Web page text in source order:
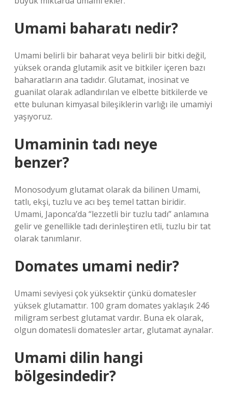
Umami baharatı nedir?
Umami belirli bir baharat veya belirli bir bitki değil,
yüksek oranda glutamik asit ve bitkiler içeren bazı
baharatların ana tadıdır. Glutamat, inosinat ve
guanilat olarak adlandırılan ve elbette bitkilerde ve
ette bulunan kimyasal bileşiklerin varlığı ile umamiyi
yaşıyoruz.
Umaminin tadı neye
benzer?
Monosodyum glutamat olarak da bilinen Umami,
tatlı, ekşi, tuzlu ve acı beş temel tattan biridir.
Umami, Japonca’da “lezzetli bir tuzlu tadı” anlamına
gelir ve genellikle tadı derinleştiren etli, tuzlu bir tat
olarak tanımlanır.
Domates umami nedir?
Umami seviyesi çok yüksektir çünkü domatesler
yüksek glutamattır. 100 gram domates yaklaşık 246
miligram serbest glutamat vardır. Buna ek olarak,
olgun domatesli domatesler artar, glutamat aynalar.
Umami dilin hangi
bölgesindedir?